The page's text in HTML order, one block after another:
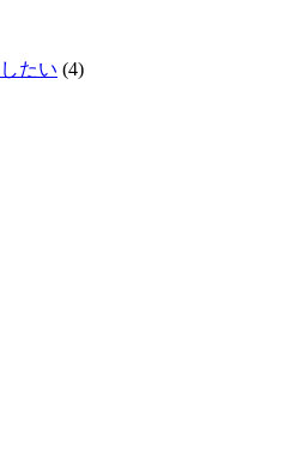
たい (4)